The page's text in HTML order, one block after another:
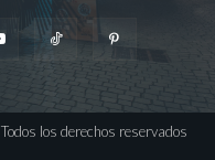
los derechos reservados